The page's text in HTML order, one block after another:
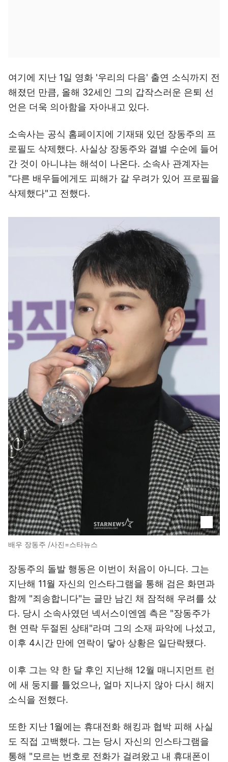
여기에 지난 1일 영화 '우리의 다음' 출연 소식까지 전
해졌던 만큼, 올해 32세인 그의 갑작스러운 은퇴 선
언은 더욱 의아함을 자아내고 있다.
소속사는 공식 홈페이지에 기재돼 있던 장동주의 프
로필도 삭제했다. 사실상 장동주와 결별 수순에 들어
간 것이 아니냐는 해석이 나온다. 소속사 관계자는
"다른 배우들에게도 피해가 갈 우려가 있어 프로필을
삭제했다"고 전했다.
배우 장동주 /사진=스타뉴스
장동주의 돌발 행동은 이번이 처음이 아니다. 그는
지난해 11월 자신의 인스타그램을 통해 검은 화면과
함께 "죄송합니다"는 글만 남긴 채 잠적해 우려를 샀
다. 당시 소속사였던 넥서스이엔엠 측은 "장동주가
현 연락 두절된 상태"라며 그의 소재 파악에 나섰고,
이후 4시간 만에 연락이 닿아 상황은 일단락됐다.
이후 그는 약 한 달 후인 지난해 12월 매니지먼트 런
에 새 둥지를 틀었으나, 얼마 지나지 않아 다시 해지
소식을 전했다.
또한 지난 1월에는 휴대전화 해킹과 협박 피해 사실
도 직접 고백했다. 그는 당시 자신의 인스타그램을
통해 "모르는 번호로 전화가 걸려왔고 내 휴대폰이